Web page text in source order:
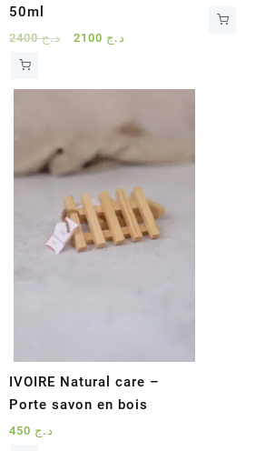
50ml
د.ج2400
Le
د.ج
IVOIRE Natural care –
Porte savon en bois
د.ج